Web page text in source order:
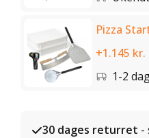
Pizza
+1.145 kr.
1-2
30 dages returret -